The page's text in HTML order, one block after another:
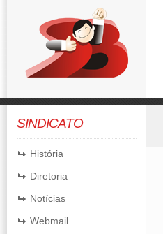
SINDICATO
História
Diretoria
Notícias
Webmail